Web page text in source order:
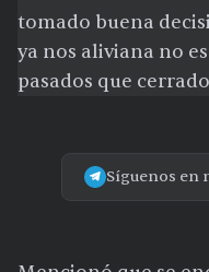
tomado buena
ya nos aliviana no
pasados que
Síguenos en